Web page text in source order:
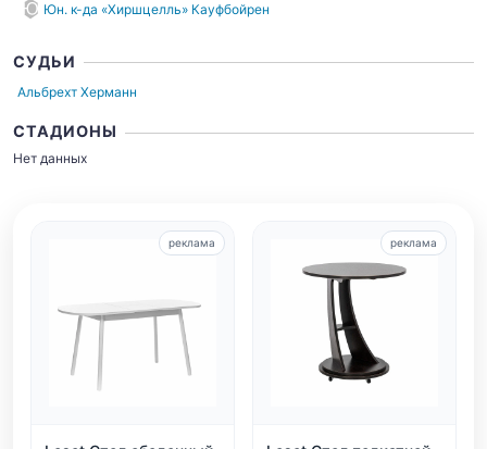
Юн. к-да «Хиршцелль» Кауфбойрен
СУДЬИ
Альбрехт Херманн
СТАДИОНЫ
Нет данных
реклама реклама